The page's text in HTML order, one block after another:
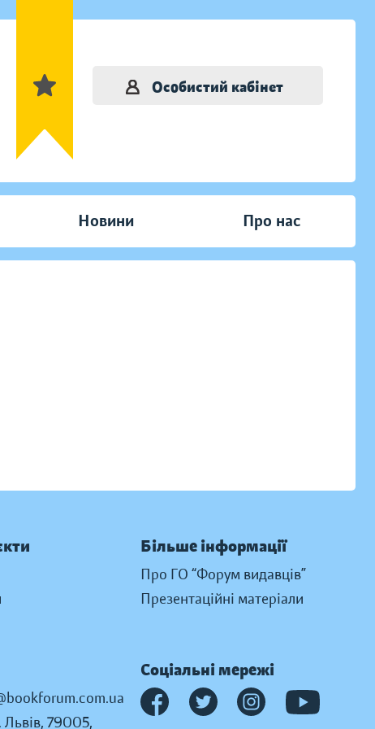
Особистий кабінет
Новини Про нас
Більше інформації
Про ГО “Форум видавців”
Презентаційні матеріали
79005,
Соціальні мережі